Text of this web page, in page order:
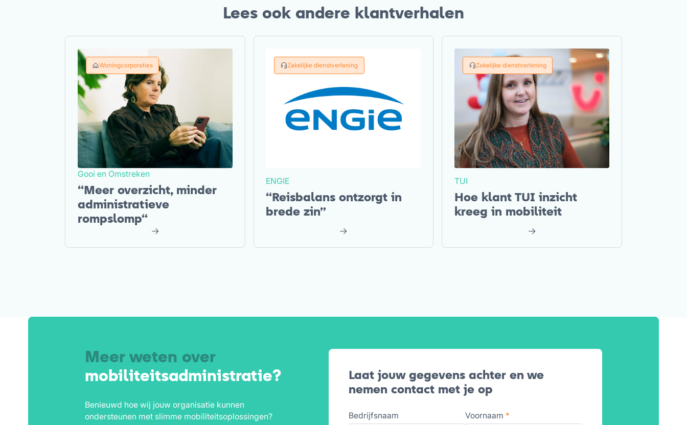
Lees ook andere klantverhalen
Woningcorporaties
Gooi en Omstreken
“Meer overzicht, minder
administratieve
rompslomp“
Zakelijke dienstverlening
ENGIE
“Reisbalans ontzorgt in
brede zin”
Zakelijke dienstverlening
TUI
Hoe klant TUI inzicht
kreeg in mobiliteit
Meer weten over
mobiliteitsadministratie?
Benieuwd hoe wij jouw organisatie kunnen
ondersteunen met slimme mobiliteitsoplossingen?
Laat jouw gegevens achter en we
nemen contact met je op
Bedrijfsnaam Voornaam *